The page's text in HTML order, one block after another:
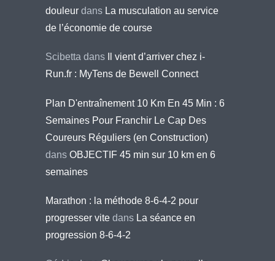
douleur dans La musculation au service
de l’économie de course
Scibetta dans
Il vient d’arriver chez i-
Run.fr : MyTens de Bewell Connect
Plan D'entraînement 10 Km En 45 Min : 6
Semaines Pour Franchir Le Cap Des
Coureurs Réguliers (en Construction)
dans OBJECTIF 45 min sur 10 km en 6
semaines
Marathon : la méthode 8-6-4-2 pour
progresser vite dans La séance en
progression 8-6-4-2